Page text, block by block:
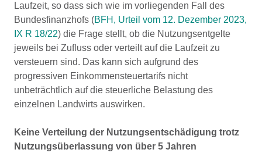
Laufzeit, so dass sich wie im vorliegenden Fall des
Bundesfinanzhofs (BFH, Urteil vom 12. Dezember 2023,
IX R 18/22) die Frage stellt, ob die Nutzungsentgelte
jeweils bei Zufluss oder verteilt auf die Laufzeit zu
versteuern sind. Das kann sich aufgrund des
progressiven Einkommensteuertarifs nicht
unbeträchtlich auf die steuerliche Belastung des
einzelnen Landwirts auswirken.
Keine Verteilung der Nutzungsentschädigung trotz
Nutzungsüberlassung von über 5 Jahren